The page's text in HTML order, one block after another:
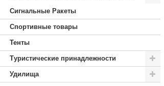
Сигнальные Ракеты
Спортивные товары
Тенты
Туристические принадлежности
Удилища